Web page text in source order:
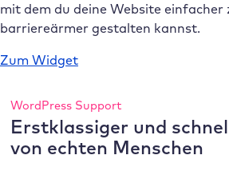
mit dem du deine Website einfacher
barriereärmer gestalten kannst.
Zum Widget
WordPress Support
Erstklassiger und
von echten Menschen